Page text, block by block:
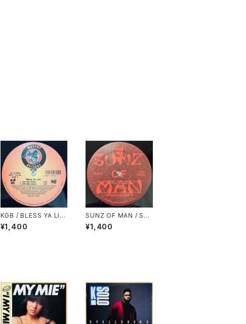
KGB / BLESS YA LIF
E
¥1,400
SUNZ OF MAN / SO
LDIERS OF DARKNE
SS
¥1,400